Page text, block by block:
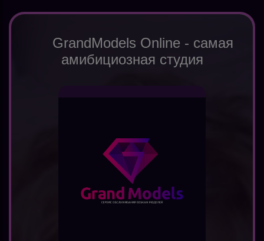
GrandModels Online - самая
амибициозная студия